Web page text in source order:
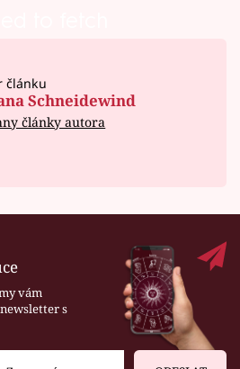
článku
Schneidewind
články autora
vám
s